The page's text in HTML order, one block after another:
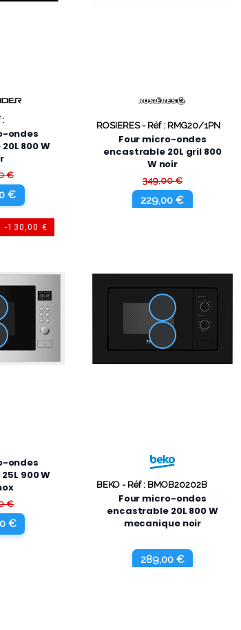
:
ondes
800 W
€
€
ROSIERES - Réf : RMG20/1PN
Four micro-ondes
encastrable 20L gril 800
W noir
349,00 €
229,00 €
ondes
900 W
€
€
-130,00 €
BEKO - Réf : BMOB20202B
Four micro-ondes
encastrable 20L 800 W
mecanique noir
289,00 €